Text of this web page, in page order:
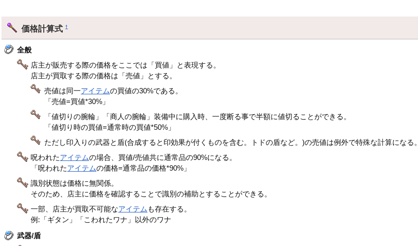
価格計算式†
全般
店主が販売する際の価格をここでは「買値」と表現する。
店主が買取する際の価格は「売値」とする。
売値は同一アイテムの買値の30%である。
「売値=買値*30%」
「値切りの腕輪」「商人の腕輪」装備中に購入時、一度断る事で半額に値切ることができる。
「値切り時の買値=通常時の買値*50%」
ただし印入りの武器と盾(合成すると印効果が付くものを含む。トドの盾など。)の売値は例外で特殊な計算になる。
呪われたアイテムの場合、買値/売値共に通常品の90%になる。
「呪われたアイテムの価格=通常品の価格*90%」
識別状態は価格に無関係。
そのため、店主に価格を確認することで識別の補助とすることができる。
一部、店主が買取不可能なアイテム も存在する。
例:「ギタン」「こわれたワナ」以外のワナ
武器/盾